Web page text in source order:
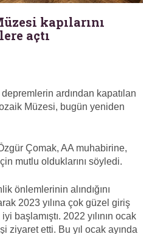
kapılarını
açtı
ardından kapatılan
Müzesi, bugün yeniden
Çomak, AA muhabirine,
mutlu olduklarını söyledi.
önlemlerinin alındığını
2023 yılına çok güzel giriş
başlamıştı. 2022 yılının ocak
ziyaret etti. Bu yıl ocak ayında